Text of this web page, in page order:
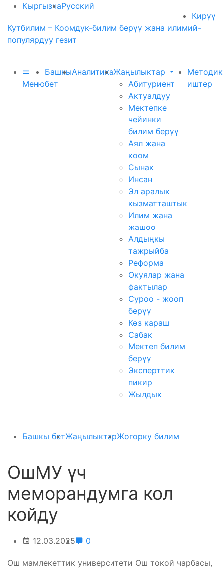
КыргызчаРусский
Кирүү
Кутбилим – Коомдук-билим берүү жана илимий-
популярдуу гезит
Меню
Башкы
бет
АналитикаЖаңылыктар
Абитуриент
Актуалдуу
Мектепке
чейинки
билим берүү
Аял жана
коом
Сынак
Инсан
Эл аралык
кызматташтык
Илим жана
жашоо
Алдыңкы
тажрыйба
Реформа
Окуялар жана
фактылар
Суроо - жооп
берүү
Көз караш
Сабак
Мектеп билим
берүү
Эксперттик
пикир
Жылдык
иштер
Башкы бетЖаңылыктарЖогорку билим
ОшМУ үч
меморандумга кол
койду
12.03.2025 0
Ош мамлекеттик университети Ош токой чарбасы,